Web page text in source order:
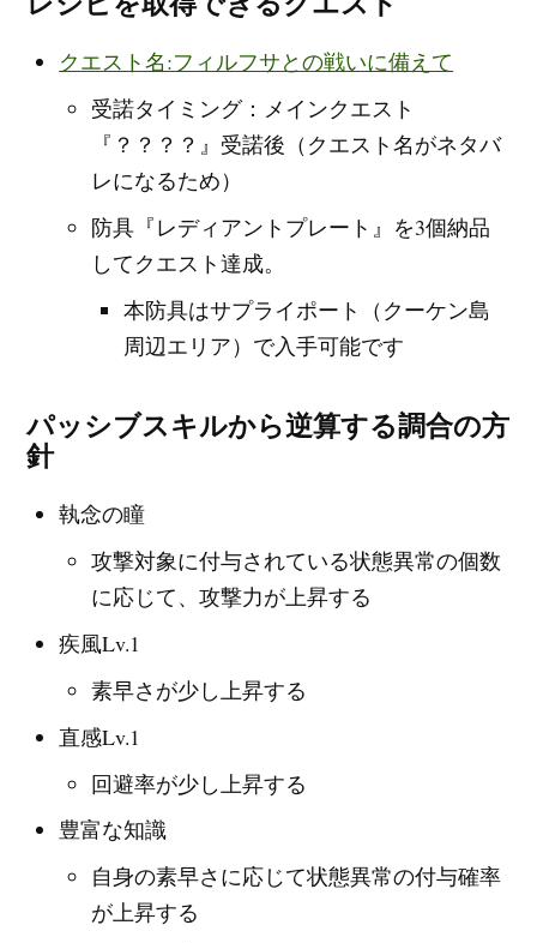
クエスト名:フィルフサとの戦いに備えて
受諾タイミング：メインクエスト
『？？？？』受諾後（クエスト名がネタバ
レになるため）
防具『レディアントプレート』を3個納品
してクエスト達成。
本防具はサプライポート（クーケン島
周辺エリア）で入手可能です
パッシブスキルから逆算する調合の方
針
執念の瞳
攻撃対象に付与されている状態異常の個数
に応じて、攻撃力が上昇する
疾風Lv.1
素早さが少し上昇する
直感Lv.1
回避率が少し上昇する
豊富な知識
自身の素早さに応じて状態異常の付与確率
が上昇する